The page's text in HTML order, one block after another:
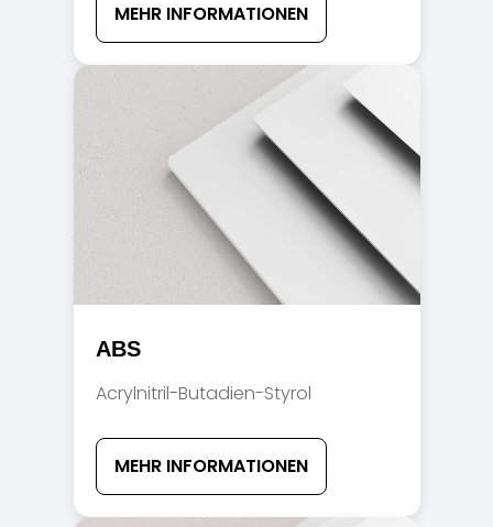
MEHR INFORMATIONEN
ABS
Acrylnitril-Butadien-Styrol
MEHR INFORMATIONEN